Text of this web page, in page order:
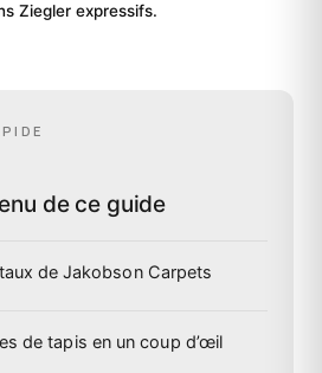
Ziegler expressifs.
de ce guide
de Jakobson Carpets
de tapis en un coup d’œil